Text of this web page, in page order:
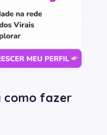
como fazer